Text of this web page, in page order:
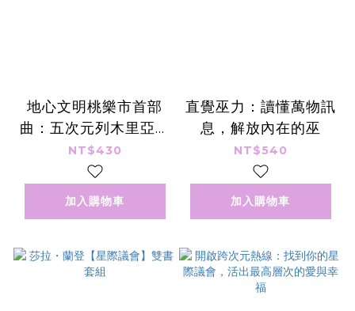
地心文明桃樂市首部
曲：五次元列木里亞的
揚昇之道
NT$430
加入購物車
直覺巫力：讀懂萬物訊
息，解放內在的巫
NT$540
加入購物車